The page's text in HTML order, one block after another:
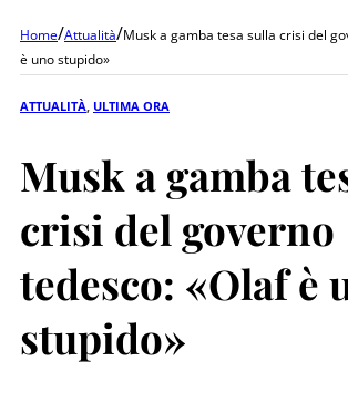
Home/Attualità/Musk a gamba tesa sulla crisi del
è uno stupido»
ATTUALITÀ ULTIMA ORA
Musk a gamba
crisi del governo
tedesco: «Olaf è
stupido»